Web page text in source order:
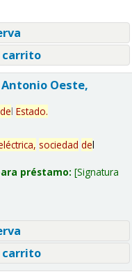
Oeste,
del Estado.
sociedad del
préstamo: Signatura